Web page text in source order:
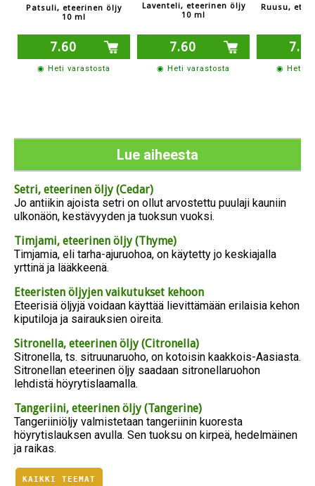
Patsuli, eteerinen öljy
10 ml
7.60
◉ Heti varastosta
Laventeli, eteerinen öljy
10 ml
7.60
◉ Heti varastosta
Ruusu,
7.60
◉ Heti
Lue aiheesta
Setri, eteerinen öljy (Cedar)
Jo antiikin ajoista setri on ollut arvostettu puulaji kauniin
ulkonäön, kestävyyden ja tuoksun vuoksi.
Timjami, eteerinen öljy (Thyme)
Timjamia, eli tarha-ajuruohoa, on käytetty jo keskiajalla
yrttinä ja lääkkeenä.
Eteeristen öljyjen vaikutukset kehoon
Eteerisiä öljyjä voidaan käyttää lievittämään erilaisia kehon
kiputiloja ja sairauksien oireita.
Sitronella, eteerinen öljy (Citronella)
Sitronella, ts. sitruunaruoho, on kotoisin kaakkois-Aasiasta.
Sitronellan eteerinen öljy saadaan sitronellaruohon
lehdistä höyrytislaamalla.
Tangeriini, eteerinen öljy (Tangerine)
Tangeriiniöljy valmistetaan tangeriinin kuoresta
höyrytislauksen avulla. Sen tuoksu on kirpeä, hedelmäinen
ja raikas.
KAIKKI TEEMAT